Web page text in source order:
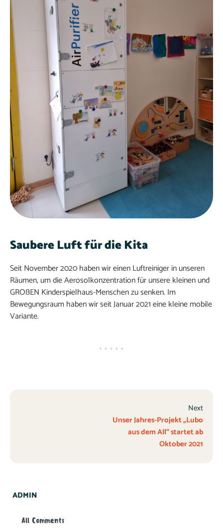
Saubere Luft für die Kita
Seit November 2020 haben wir einen Luftreiniger in unseren
Räumen, um die Aerosolkonzentration für unsere kleinen und
GROßEN Kinderspielhaus-Menschen zu senken. Im
Bewegungsraum haben wir seit Januar 2021 eine kleine mobile
Variante.
Next
Unser Jahres-Projekt „Lubo
aus dem All“ startet ab
Oktober 2021
ADMIN
All Comments